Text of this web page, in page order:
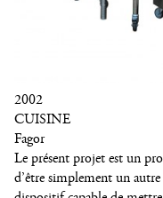
2002
CUISINE
Fagor
Le présent projet est un
d’être simplement un